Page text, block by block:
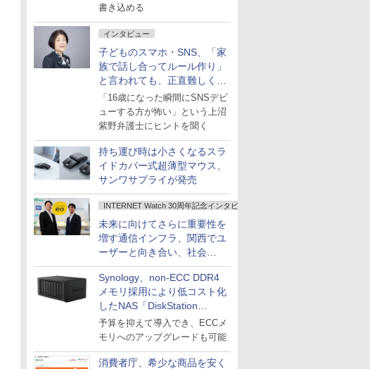
書き込める
インタビュー
子どものスマホ・SNS、「家
族で話し合ってルール作り」
と言われても、正直難しくな
いですか？
「16歳になった瞬間にSNSデビ
ューする方が怖い」という上沼
紫野弁護士にヒントを聞く
持ち運び時は小さくなるスラ
イドカバー式超薄型マウス、
サンワサプライが発売
INTERNET Watch 30周年記念インタビュー
未来に向けてさらに重要性を
増す通信インフラ、関西でユ
ーザーと向き合い、社会
の“あたらしい”を起動し続け
る～オプテージ
Synology、non-ECC DDR4
メモリ採用により低コスト化
したNAS「DiskStation
neo+」シリーズ
予算を抑えて導入でき、ECCメ
モリへのアップグレードも可能
消費者庁、希少な商品を安く